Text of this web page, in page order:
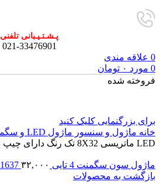
پـشـتـیـبانی تلفنی
021-33476901
0 علاقه مندی
0 مورد ۰ تومان
فروخته شده
برای بزرگنمایی کلیک کنید
خانه ماژول و سنسور ماژول LED و سگمنت
LED ماتریسی 8X32 تک رنگ دارای چیپ درایور MAX7219
ماژول سون سگمنت 4 تایی TM1637 ۳۲,۰۰۰
بازگشت به محصولات